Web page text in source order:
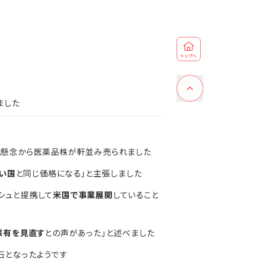
した
懸念から医薬品株が軒並み売られました
国 と同じ価格になる」と主張しました
と提携して米国で事業展開していること
有を見直すとの声があった」と述べました
なったようです